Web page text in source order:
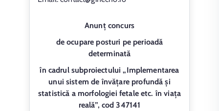
Anunț concurs
de ocupare posturi pe perioadă
determinată
în cadrul subproiectului „Implementarea
unui sistem de învățare profundă și
statistică a morfologiei fetale etc. în viața
reală”, cod 347141